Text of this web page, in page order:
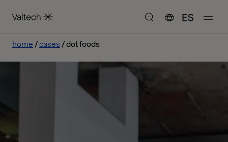
ES
home cases dot foods